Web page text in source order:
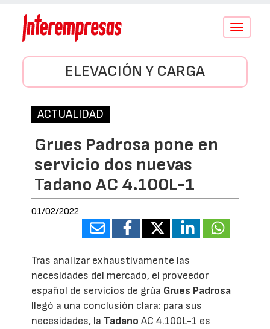
Conmutar
ELEVACIÓN Y CARGA
ACTUALIDAD
Grues Padrosa pone en
servicio dos nuevas
Tadano AC 4.100L-1
01/02/2022
Tras analizar exhaustivamente las
necesidades del mercado, el proveedor
español de servicios de grúa Grues Padrosa
llegó a una conclusión clara: para sus
necesidades, la Tadano AC 4.100L-1 es